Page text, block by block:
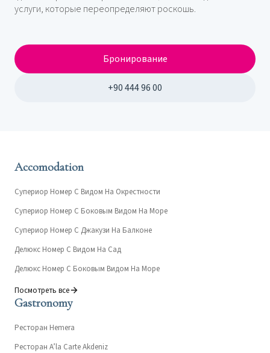
услуги, которые переопределяют роскошь.
Бронирование
+90 444 96 00
Accomodation
Супериор Номер С Видом На Окрестности
Супериор Номер С Боковым Видом На Море
Супериор Номер С Джакузи На Балконе
Делюкс Номер С Видом На Сад
Делюкс Номер С Боковым Видом На Море
Посмотреть все
Gastronomy
Ресторан Hemera
Ресторан A’la Carte Akdeniz